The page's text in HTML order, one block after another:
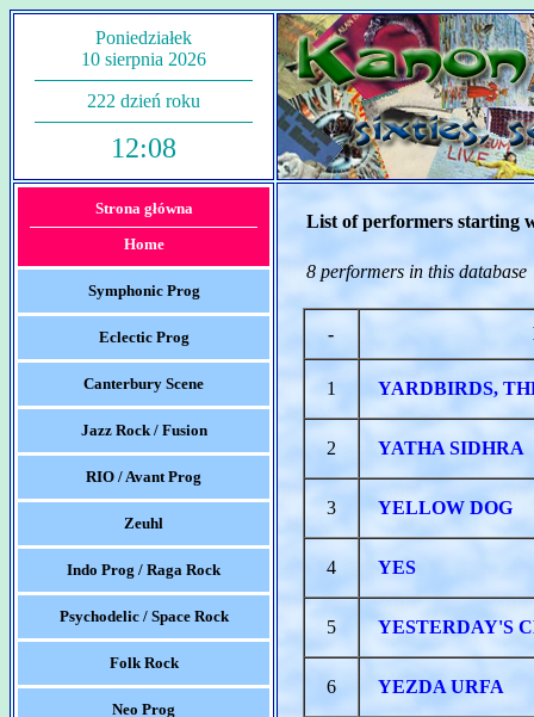
Poniedziałek
10 sierpnia 2026
222 dzień roku
12:08
Strona główna
Home
Symphonic Prog
Eclectic Prog
Canterbury Scene
Jazz Rock / Fusion
RIO / Avant Prog
Zeuhl
Indo Prog / Raga Rock
Psychodelic / Space Rock
Folk Rock
Neo Prog
List of performers starting
8 performers in this database
-
1 YARDBIRDS,
2 YATHA SIDHRA
3 YELLOW DOG
4 YES
5 YESTERDAY'S
6 YEZDA URFA